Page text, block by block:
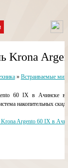
Krona
» Встраиваемые
60 IX в Ачинске в
накопительных
Argento 60 IX в